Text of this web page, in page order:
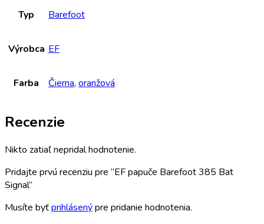
Typ Barefoot
Výrobca EF
Farba Čierna, oranžová
Recenzie
Nikto zatiaľ nepridal hodnotenie.
Pridajte prvú recenziu pre “EF papuče Barefoot 385 Bat
Signal”
Musíte byťprihlásenýpre pridanie hodnotenia.